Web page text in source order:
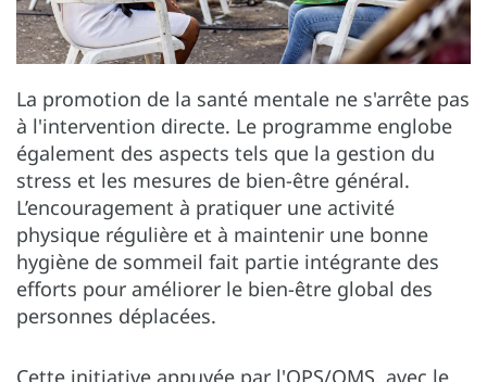
La promotion de la santé mentale ne s'arrête pas
à l'intervention directe. Le programme englobe
également des aspects tels que la gestion du
stress et les mesures de bien-être général.
L’encouragement à pratiquer une activité
physique régulière et à maintenir une bonne
hygiène de sommeil fait partie intégrante des
efforts pour améliorer le bien-être global des
personnes déplacées.
Cette initiative appuyée par l'OPS/OMS, avec le